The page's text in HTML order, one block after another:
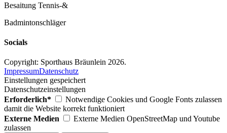
Besaitung Tennis-&
Badmintonschläger
Socials
Copyright: Sporthaus Bräunlein 2026.
ImpressumDatenschutz
Einstellungen gespeichert
Datenschutzeinstellungen
Erforderlich*
Notwendige Cookies und Google Fonts zulassen
damit die Website korrekt funktioniert
Externe Medien
Externe Medien OpenStreetMap und Youtube
zulassen